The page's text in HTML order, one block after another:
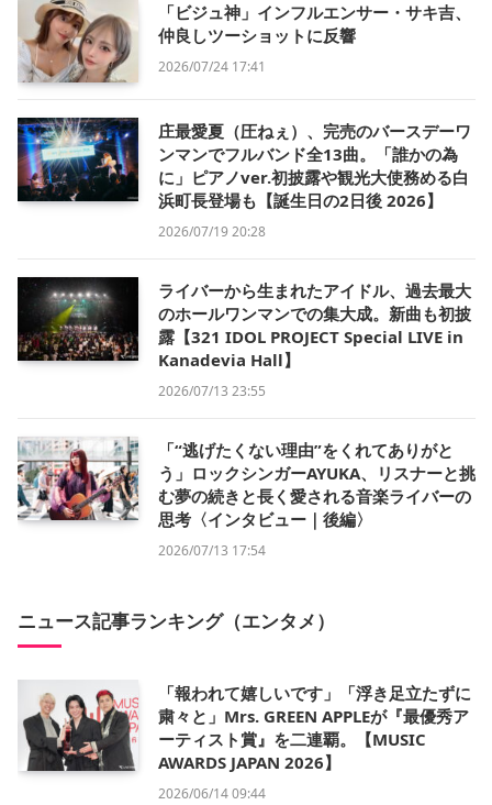
「ビジュ神」インフルエンサー・サキ吉、
仲良しツーショットに反響
2026/07/24 17:41
庄最愛夏（圧ねぇ）、完売のバースデーワ
ンマンでフルバンド全13曲。「誰かの為
に」ピアノver.初披露や観光大使務める白
浜町長登場も【誕生日の2日後 2026】
2026/07/19 20:28
ライバーから生まれたアイドル、過去最大
のホールワンマンでの集大成。新曲も初披
露【321 IDOL PROJECT Special LIVE in
Kanadevia Hall】
2026/07/13 23:55
「“逃げたくない理由”をくれてありがと
う」ロックシンガーAYUKA、リスナーと挑
む夢の続きと長く愛される音楽ライバーの
思考〈インタビュー｜後編〉
2026/07/13 17:54
ニュース記事ランキング（エンタメ）
「報われて嬉しいです」「浮き足立たずに
粛々と」Mrs. GREEN APPLEが『最優秀ア
ーティスト賞』を二連覇。【MUSIC
AWARDS JAPAN 2026】
2026/06/14 09:44